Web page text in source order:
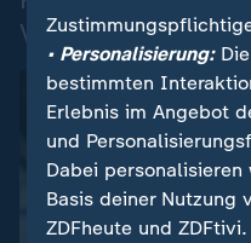
Videos
• Personalisierung:Die
bestimmten
Erlebnis im Angebot
und
Dabei
Basis deiner Nutzung
ZDFheute und